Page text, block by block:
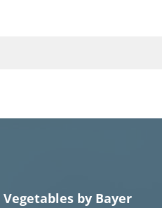
Vegetables by Bayer